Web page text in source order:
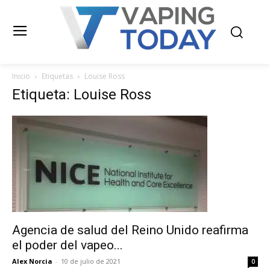
Inicio Etiquetas Louise Ross
Etiqueta: Louise Ross
Agencia de salud del Reino Unido reafirma
el poder del vapeo...
Alex Norcia - 10 de julio de 2021 0